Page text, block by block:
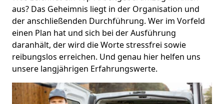
aus? Das Geheimnis liegt in der Organisation und
der anschließenden Durchführung. Wer im Vorfeld
einen Plan hat und sich bei der Ausführung
daranhält, der wird die Worte stressfrei sowie
reibungslos erreichen. Und genau hier helfen uns
unsere langjährigen Erfahrungswerte.